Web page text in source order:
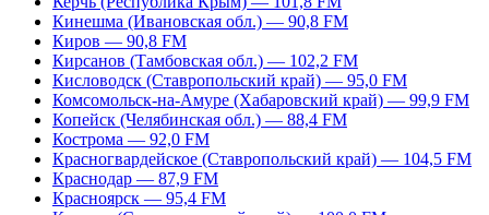
Кинешма (Ивановская обл.) — 90,8 FM
Киров — 90,8 FM
Кирсанов (Тамбовская обл.) — 102,2 FM
Кисловодск (Ставропольский край) — 95,0 FM
Комсомольск-на-Амуре (Хабаровский край) — 99,9 FM
Копейск (Челябинская обл.) — 88,4 FM
Кострома — 92,0 FM
Красногвардейское (Ставропольский край) — 104,5 FM
Краснодар — 87,9 FM
Красноярск — 95,4 FM